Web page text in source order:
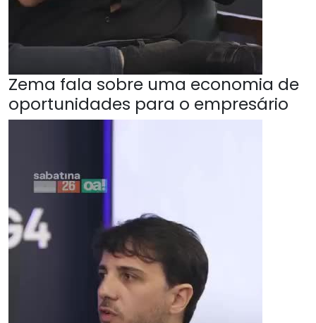
Zema fala sobre uma economia de
oportunidades para o empresário